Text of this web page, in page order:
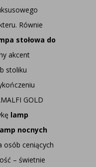
Równie
stołowa do
akcent
stoliku
GOLD
lamp
nocnych
osób ceniących
– świetnie